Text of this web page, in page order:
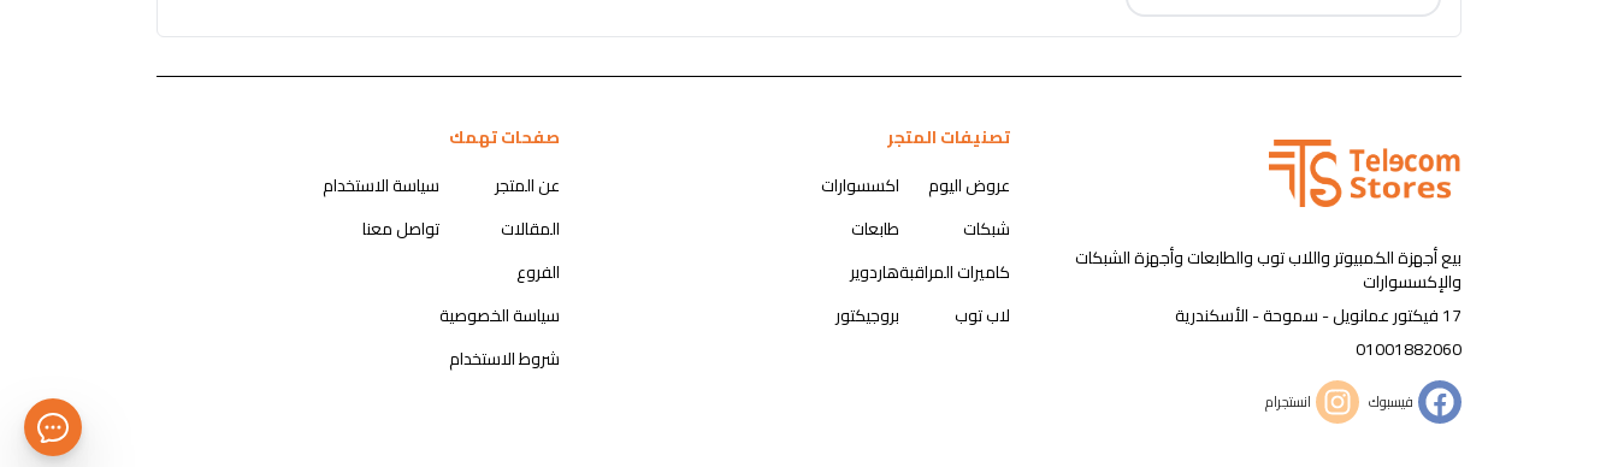
بيع أجهزة الكمبيوتر واللاب توب والطابعات وأجهزة الشبكات
والإكسسوارات
17 فيكتور عمانويل - سموحة - الأسكندرية
01001882060
فيسبوك انستجرام
تصنيفات المتجر
عروض اليوم
شبكات
كاميرات المراقبة
لاب توب
اكسسوارات
طابعات
هاردوير
بروجيكتور
صفحات تهمك
عن المتجر
المقالات
الفروع
سياسة الخصوصية
شروط الاستخدام
سياسة الاستخدام
تواصل معنا